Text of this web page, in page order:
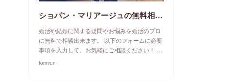
ショパン・マリアージュの無料相談予約申込み
婚活や結婚に関する疑問やお悩みを婚活のプロ
に無料で相談出来ます。 以下のフォームに必要
事項を入力して、お気軽にご相談ください！ …
formrun